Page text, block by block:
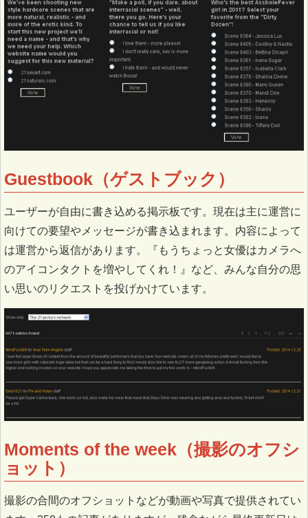
Guestbook（ゲストブック）
ユーザーが自由に書き込める掲示板です。現在は主に運営に
向けての要望やメッセージが書き込まれます。内容によって
は運営から返信があります。『もうちょっと女優はカメラへ
のアイコンタクトを増やしてくれ！』など、みんな自分の思
い思いのリクエストを投げかけています。
Moments of the week（撮影のオフシ
ョット）
撮影の合間のオフショットなどが動画や写真で提供されてい